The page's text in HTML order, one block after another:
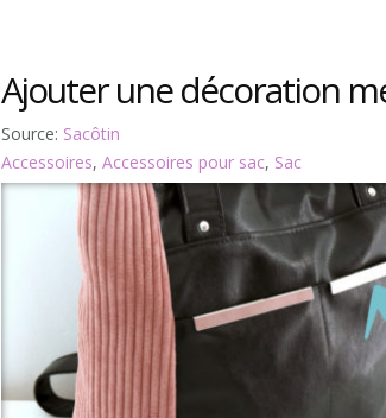
Ajouter une décoration
Source: Sacôtin
Accessoires, Accessoires pour sac, Sac